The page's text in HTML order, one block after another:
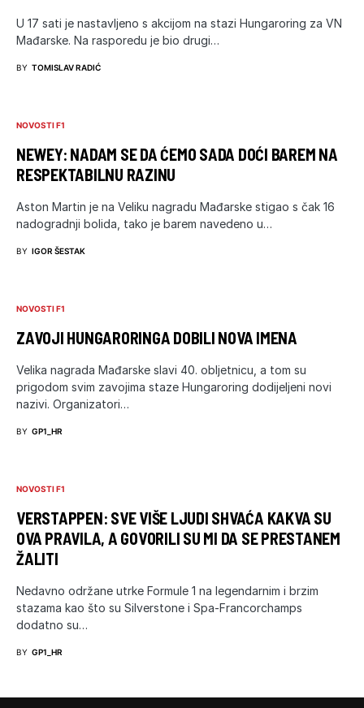
U 17 sati je nastavljeno s akcijom na stazi Hungaroring za VN
Mađarske. Na rasporedu je bio drugi…
BY TOMISLAV RADIĆ
NOVOSTI F1
NEWEY: NADAM SE DA ĆEMO SADA DOĆI BAREM NA
RESPEKTABILNU RAZINU
Aston Martin je na Veliku nagradu Mađarske stigao s čak 16
nadogradnji bolida, tako je barem navedeno u…
BY IGOR ŠESTAK
NOVOSTI F1
ZAVOJI HUNGARORINGA DOBILI NOVA IMENA
Velika nagrada Mađarske slavi 40. obljetnicu, a tom su
prigodom svim zavojima staze Hungaroring dodijeljeni novi
nazivi. Organizatori…
BY GP1_HR
NOVOSTI F1
VERSTAPPEN: SVE VIŠE LJUDI SHVAĆA KAKVA SU
OVA PRAVILA, A GOVORILI SU MI DA SE PRESTANEM
ŽALITI
Nedavno održane utrke Formule 1 na legendarnim i brzim
stazama kao što su Silverstone i Spa-Francorchamps
dodatno su…
BY GP1_HR